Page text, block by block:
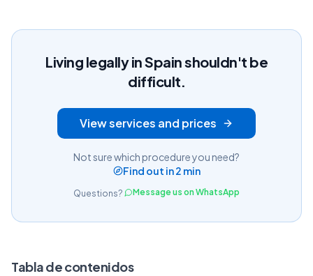
Living legally in Spain shouldn't be
difficult.
View services and prices
Not sure which procedure you need?
Find out in 2 min
Questions? Message us on WhatsApp
Tabla de contenidos